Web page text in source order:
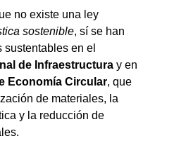
no existe una ley
sostenible, sí se han
sustentables en el
de Infraestructura y en
Economía Circular, que
de materiales, la
y la reducción de